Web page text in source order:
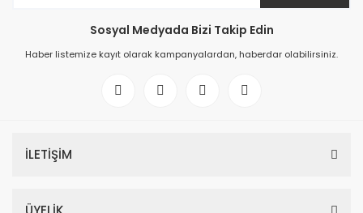
Sosyal Medyada Bizi Takip Edin
Haber listemize kayıt olarak kampanyalardan, haberdar olabilirsiniz.
İLETİŞİM